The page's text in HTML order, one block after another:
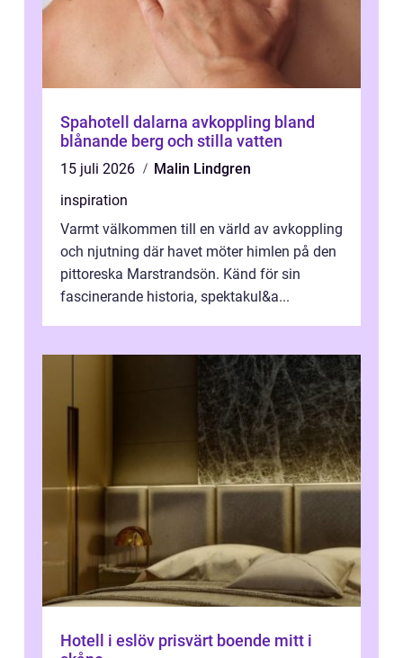
Spahotell dalarna avkoppling bland
blånande berg och stilla vatten
15 juli 2026
Malin Lindgren
inspiration
Varmt välkommen till en värld av avkoppling
och njutning där havet möter himlen på den
pittoreska Marstrandsön. Känd för sin
fascinerande historia, spektakul&a...
Hotell i eslöv prisvärt boende mitt i